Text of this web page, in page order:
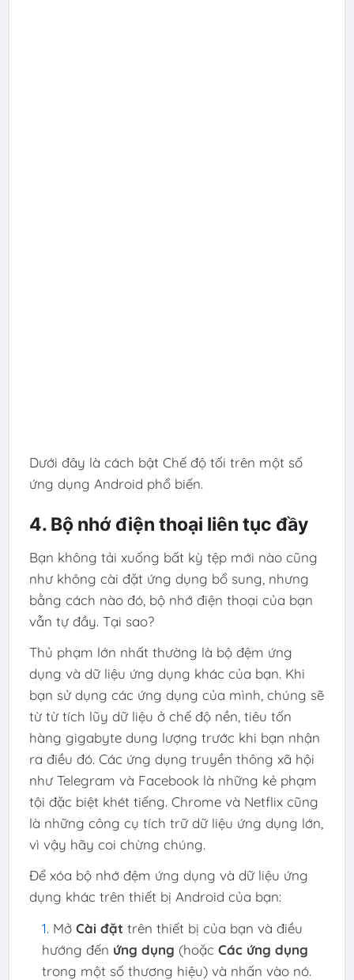
Dưới đây là cách bật Chế độ tối trên một số
ứng dụng Android phổ biến.
4. Bộ nhớ điện thoại liên tục đầy
Bạn không tải xuống bất kỳ tệp mới nào cũng
như không cài đặt ứng dụng bổ sung, nhưng
bằng cách nào đó, bộ nhớ điện thoại của bạn
vẫn tự đầy. Tại sao?
Thủ phạm lớn nhất thường là bộ đệm ứng
dụng và dữ liệu ứng dụng khác của bạn. Khi
bạn sử dụng các ứng dụng của mình, chúng sẽ
từ từ tích lũy dữ liệu ở chế độ nền, tiêu tốn
hàng gigabyte dung lượng trước khi bạn nhận
ra điều đó. Các ứng dụng truyền thông xã hội
như Telegram và Facebook là những kẻ phạm
tội đặc biệt khét tiếng. Chrome và Netflix cũng
là những công cụ tích trữ dữ liệu ứng dụng lớn,
vì vậy hãy coi chừng chúng.
Để xóa bộ nhớ đệm ứng dụng và dữ liệu ứng
dụng khác trên thiết bị Android của bạn:
Mở Cài đặt trên thiết bị của bạn và điều
hướng đến ứng dụng (hoặc Các ứng dụng
trong một số thương hiệu) và nhấn vào nó.